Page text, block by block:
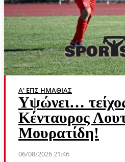
Α' ΕΠΣ ΗΜΑΘΊΑΣ
Υψώνει…
Κένταυρος
Μουρατίδη!
06/08/2026 21:46